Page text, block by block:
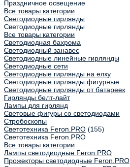
Праздничное освещение
Все товары категории
Светодиодные гирлянды
Светодиодные гирлянды
Все товары категории
Светодиодная бахрома
Светодиодный занавес
Светодиодные линейные гирлянды
Светодиодные сети
Светодиодные гирлянды на елку
Светодиодные гирлянды фигурные
Светодиодные гирлянды от батареек
Гирлянды белт-лайт
Лампы для гирлянд
Световые фигуры со светодиодами
Стробоскопы
Светотехника Feron.PRO (155)
Светотехника Feron.PRO
Все товары категории
Лампы светодиодные Feron.PRO
Прожекторы светодиодные Feron.PRO